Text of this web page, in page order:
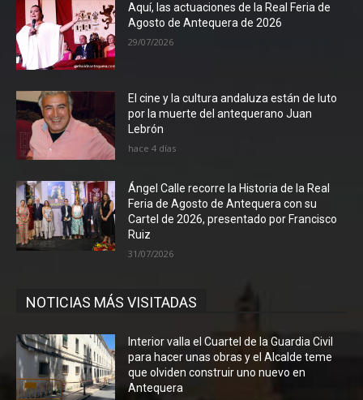
Aquí, las actuaciones de la Real Feria de
Agosto de Antequera de 2026
29/07/2026
El cine y la cultura andaluza están de luto
por la muerte del antequerano Juan
Lebrón
hace 4 días
Ángel Calle recorre la Historia de la Real
Feria de Agosto de Antequera con su
Cartel de 2026, presentado por Francisco
Ruiz
31/07/2026
NOTICIAS MÁS VISITADAS
Interior valla el Cuartel de la Guardia Civil
para hacer unas obras y el Alcalde teme
que olviden construir uno nuevo en
Antequera